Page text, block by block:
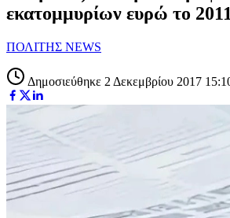
εκατομμυρίων ευρώ το 2011
ΠΟΛΙΤΗΣ NEWS
Δημοσιεύθηκε 2 Δεκεμβρίου 2017